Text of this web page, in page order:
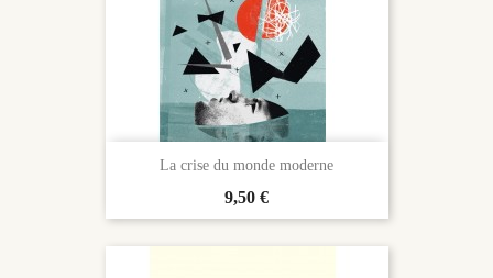
La crise du monde moderne
Prix
9,50 €